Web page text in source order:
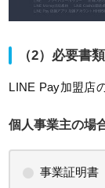
（2）必要書類
LINE Pay加盟店
個人事業主の場
事業証明書